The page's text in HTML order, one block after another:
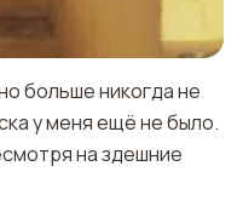
больше никогда не
у меня ещё не было.
на здешние